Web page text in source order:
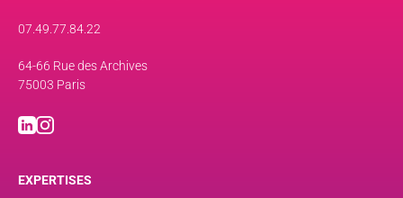
07.49.77.84.22
64-66 Rue des Archives
75003 Paris
EXPERTISES